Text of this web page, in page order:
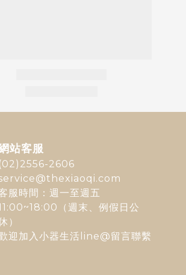
站客服
(02)2556-2606
服時間：週一至週五
（週末、例假日公
）
迎加入 小器生活line@留言聯繫